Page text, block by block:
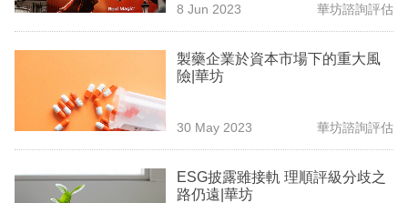
資
樓
理
商
8 Jun 2023 華坊諮詢評估
製藥企業於資本市場下的重大風
險|華坊
30 May 2023 華坊諮詢評估
ESG披露雖接軌 理順評級分歧之
路仍遠|華坊